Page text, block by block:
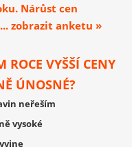
Nárůst cen
zobrazit anketu »
ROCE VYŠŠÍ CENY
ÚNOSNÉ?
neřeším
vysoké